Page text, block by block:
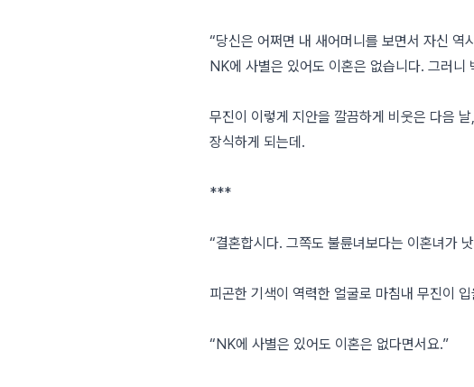
“당신은 어쩌면 내 새어머니를 보면서 자신
NK에 사별은 있어도 이혼은 없습니다. 그러니
무진이 이렇게 지안을 깔끔하게 비웃은 다음
장식하게 되는데.
***
“결혼합시다. 그쪽도 불륜녀보다는 이혼녀가
피곤한 기색이 역력한 얼굴로 마침내 무진이
“NK에 사별은 있어도 이혼은 없다면서요.”